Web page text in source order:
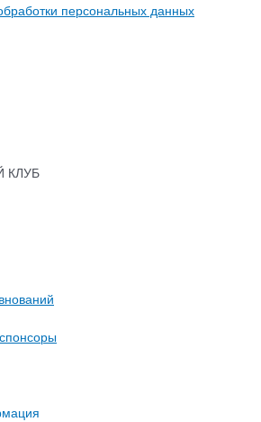
персональных данных
КЛУБ